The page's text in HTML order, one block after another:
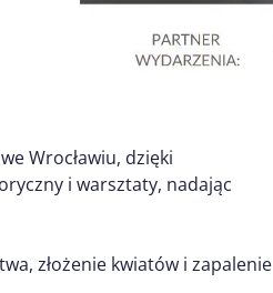
Wrocławiu, dzięki
i warsztaty, nadając
złożenie kwiatów i zapalenie